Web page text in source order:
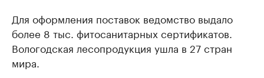
Для оформления поставок ведомство выдало
более 8 тыс. фитосанитарных сертификатов.
Вологодская лесопродукция ушла в 27 стран
мира.